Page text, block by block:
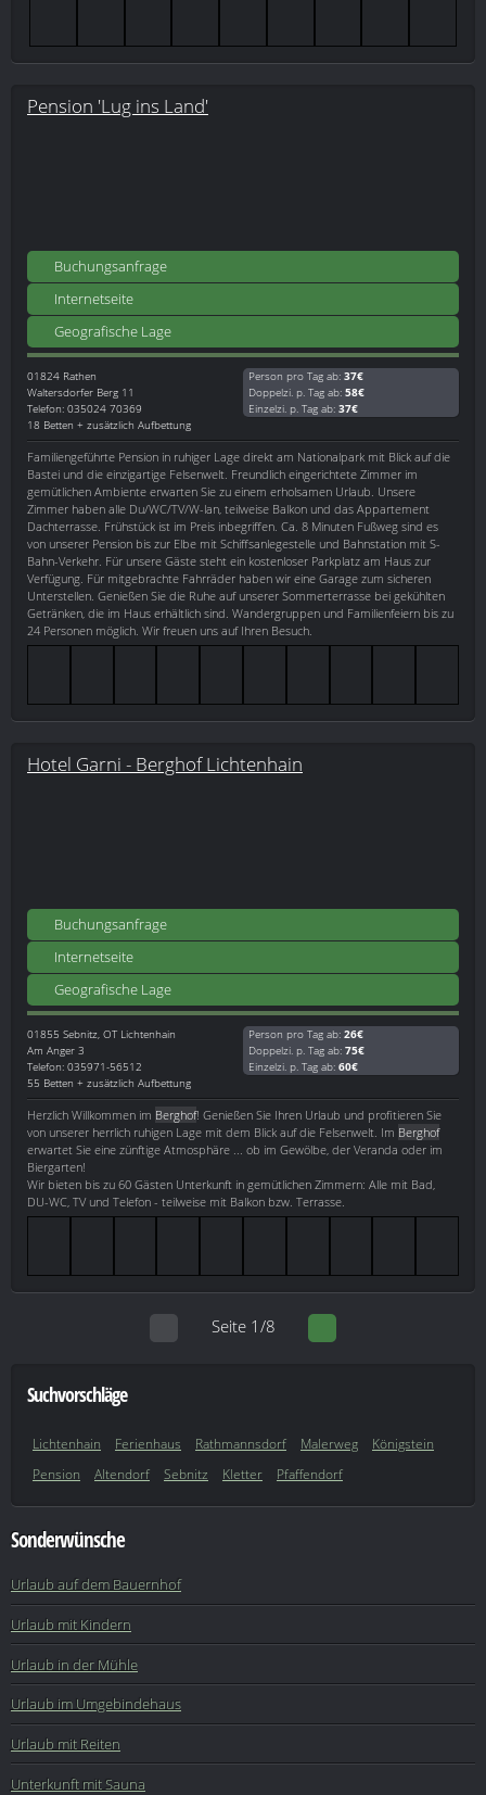
Pension 'Lug ins Land'
Buchungsanfrage
Internetseite
Geografische Lage
01824 Rathen
Waltersdorfer Berg 11
Telefon: 035024 70369
18 Betten + zusätzlich Aufbettung
Person pro Tag ab: 37€
Doppelzi. p. Tag ab: 58€
Einzelzi. p. Tag ab: 37€
Familiengeführte Pension in ruhiger Lage direkt am Nationalpark mit Blick auf die
Bastei und die einzigartige Felsenwelt. Freundlich eingerichtete Zimmer im
gemütlichen Ambiente erwarten Sie zu einem erholsamen Urlaub. Unsere
Zimmer haben alle Du/WC/TV/W-lan, teilweise Balkon und das Appartement
Dachterrasse. Frühstück ist im Preis inbegriffen. Ca. 8 Minuten Fußweg sind es
von unserer Pension bis zur Elbe mit Schiffsanlegestelle und Bahnstation mit S-
Bahn-Verkehr. Für unsere Gäste steht ein kostenloser Parkplatz am Haus zur
Verfügung. Für mitgebrachte Fahrräder haben wir eine Garage zum sicheren
Unterstellen. Genießen Sie die Ruhe auf unserer Sommerterrasse bei gekühlten
Getränken, die im Haus erhältlich sind. Wandergruppen und Familienfeiern bis zu
24 Personen möglich. Wir freuen uns auf Ihren Besuch.
Hotel Garni - Berghof Lichtenhain
Buchungsanfrage
Internetseite
Geografische Lage
01855 Sebnitz, OT Lichtenhain
Am Anger 3
Telefon: 035971-56512
55 Betten + zusätzlich Aufbettung
Person pro Tag ab: 26€
Doppelzi. p. Tag ab: 75€
Einzelzi. p. Tag ab: 60€
Herzlich Willkommen im Berghof! Genießen Sie Ihren Urlaub und profitieren Sie
von unserer herrlich ruhigen Lage mit dem Blick auf die Felsenwelt. Im Berghof
erwartet Sie eine zünftige Atmosphäre ... ob im Gewölbe, der Veranda oder im
Biergarten!
Wir bieten bis zu 60 Gästen Unterkunft in gemütlichen Zimmern: Alle mit Bad,
DU-WC, TV und Telefon - teilweise mit Balkon bzw. Terrasse.
Seite 1/8
Suchvorschläge
Lichtenhain Ferienhaus Rathmannsdorf Malerweg
Königstein
Pension
Altendorf Sebnitz Kletter Pfaffendorf
Sonderwünsche
Urlaub auf dem Bauernhof
Urlaub mit Kindern
Urlaub in der Mühle
Urlaub im Umgebindehaus
Urlaub mit Reiten
Unterkunft mit Sauna